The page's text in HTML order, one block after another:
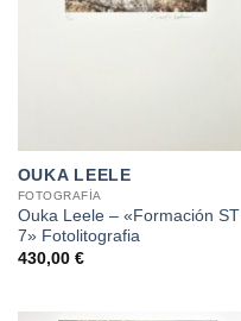
OUKA LEELE
FOTOGRAFÍA
Ouka Leele – «Formación ST
7» Fotolitografia
430,00 €